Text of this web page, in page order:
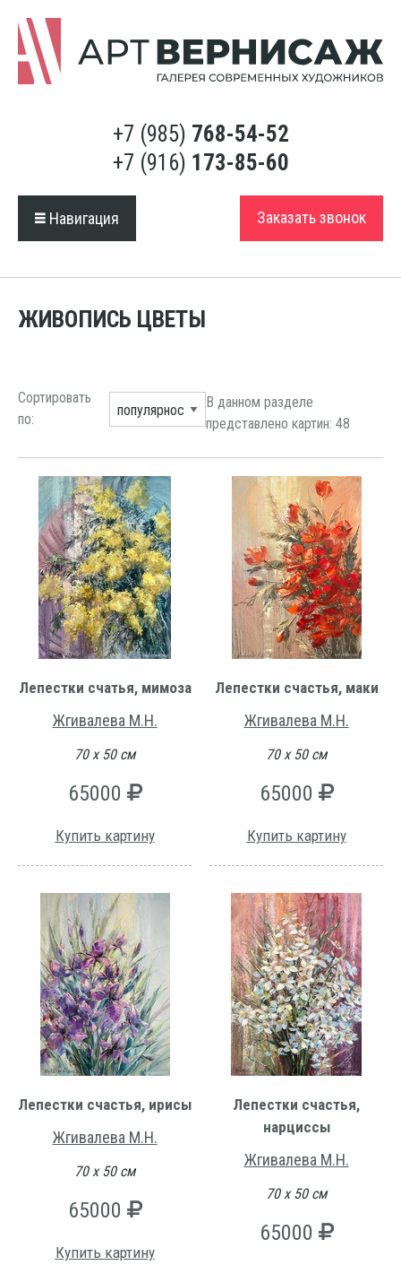
+7 (985) 768-54-52
+7 (916) 173-85-60
Навигация Заказать звонок
ЖИВОПИСЬ ЦВЕТЫ
Сортировать
по:
В данном разделе
представлено картин: 48
Лепестки счатья, мимоза
Жгивалева М.Н.
70 х 50 см
65000
Купить картину
Лепестки счастья, маки
Жгивалева М.Н.
70 х 50 см
65000
Купить картину
Лепестки счастья, ирисы
Жгивалева М.Н.
70 х 50 см
65000
Купить картину
Лепестки счастья,
нарциссы
Жгивалева М.Н.
70 х 50 см
65000